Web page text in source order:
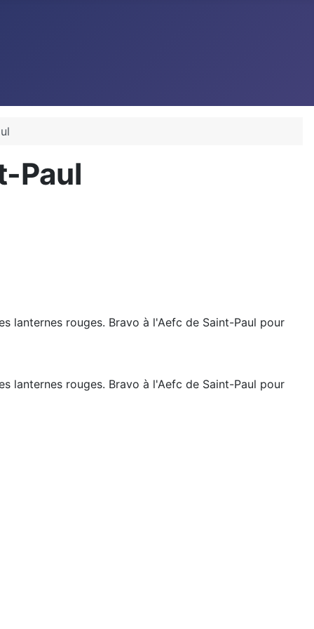
Paul
lanternes rouges. Bravo à l'Aefc de Saint-Paul pour
lanternes rouges. Bravo à l'Aefc de Saint-Paul pour